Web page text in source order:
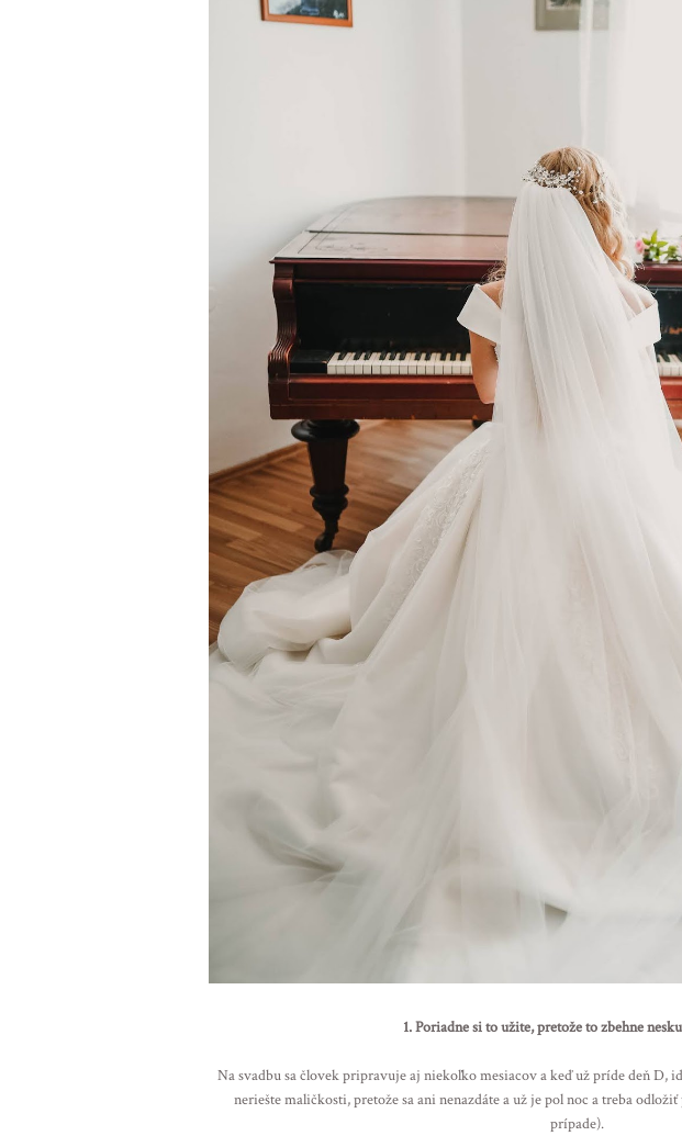
1. Poriadne si to užite, pretože to zbehne
Na svadbu sa človek pripravuje aj niekoľko mesiacov a keď už príde deň D,
neriešte maličkosti, pretože sa ani nenazdáte a už je pol noc a treba
prípade).